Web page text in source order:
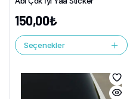
150,00₺
Seçenekler